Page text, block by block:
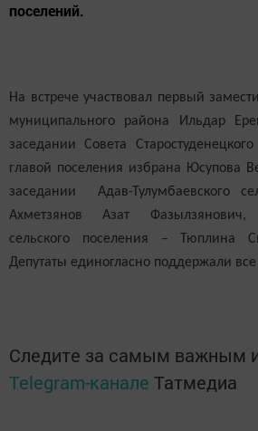
поселений.
На встрече участвовал первый
муниципального района Ильдар
заседании Совета
главой поселения избрана Юсупова
заседании
Адав-Тулумбаевского
Ахметзянов Азат Фазылзянович,
сельского поселения – Тюплина
Депутаты единогласно поддержали
Следите за самым важным
Telegram-канале Татмедиа